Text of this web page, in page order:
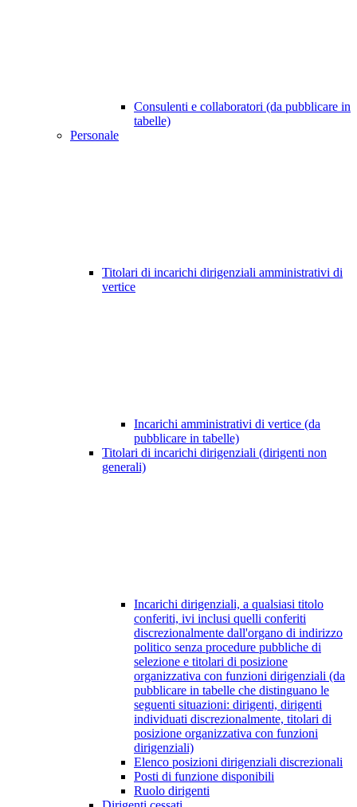
Consulenti e collaboratori (da pubblicare in
tabelle)
Personale
Titolari di incarichi dirigenziali amministrativi di
vertice
Incarichi amministrativi di vertice (da
pubblicare in tabelle)
Titolari di incarichi dirigenziali (dirigenti non
generali)
Incarichi dirigenziali, a qualsiasi titolo
conferiti, ivi inclusi quelli conferiti
discrezionalmente dall'organo di indirizzo
politico senza procedure pubbliche di
selezione e titolari di posizione
organizzativa con funzioni dirigenziali (da
pubblicare in tabelle che distinguano le
seguenti situazioni: dirigenti, dirigenti
individuati discrezionalmente, titolari di
posizione organizzativa con funzioni
dirigenziali)
Elenco posizioni dirigenziali discrezionali
Posti di funzione disponibili
Ruolo dirigenti